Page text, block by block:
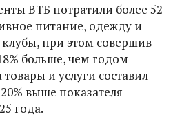
ВТБ потратили более 52
питание, одежду и
при этом совершив
больше, чем годом
и услуги составил
выше показателя
года.